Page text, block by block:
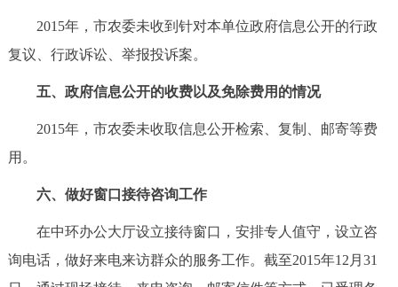
2015年，市农委未收到针对本单位政府信息公开的行政
复议、行政诉讼、举报投诉案。
五、政府信息公开的收费以及免除费用的情况
2015年，市农委未收取信息公开检索、复制、邮寄等费
用。
六、做好窗口接待咨询工作
在中环办公大厅设立接待窗口，安排专人值守，设立咨
询电话，做好来电来访群众的服务工作。截至2015年12月31